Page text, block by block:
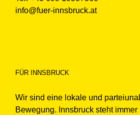
info@fuer-innsbruck.at
FÜR INNSBRUCK
Wir sind eine lokale und
Bewegung. Innsbruck steht